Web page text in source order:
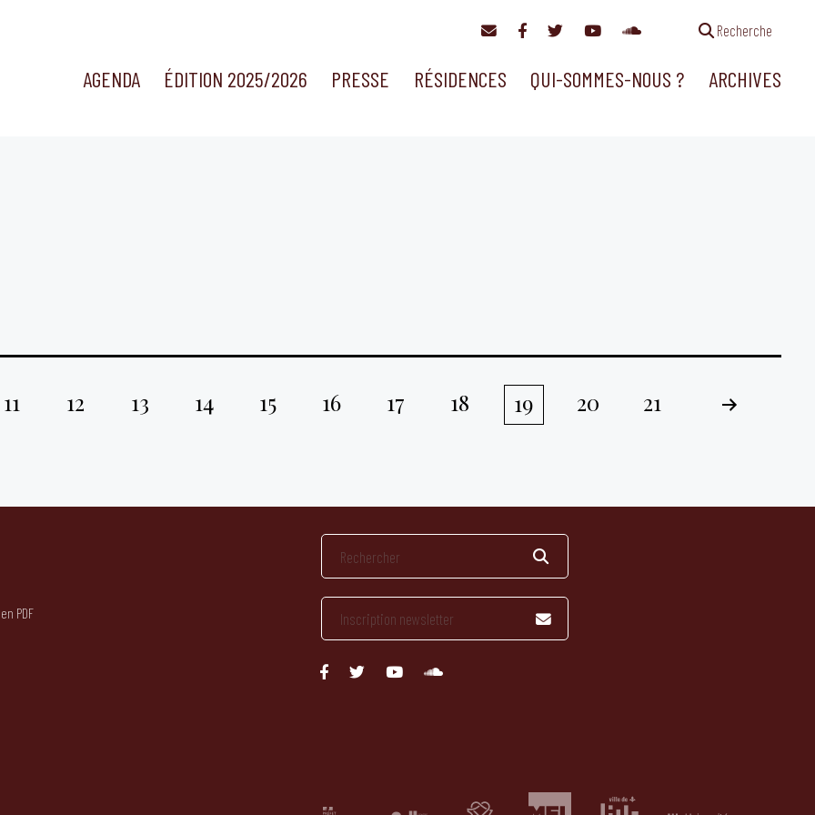
Recherche
AGENDA ÉDITION 2025/2026 PRESSE RÉSIDENCES QUI-SOMMES-NOUS ? ARCHIVES
11 12 13 14 15 16 17 18 19 20 21
PDF